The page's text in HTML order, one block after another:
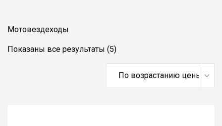
Мотовездеходы
Показаны все результаты (5)Цены:
возрастанию